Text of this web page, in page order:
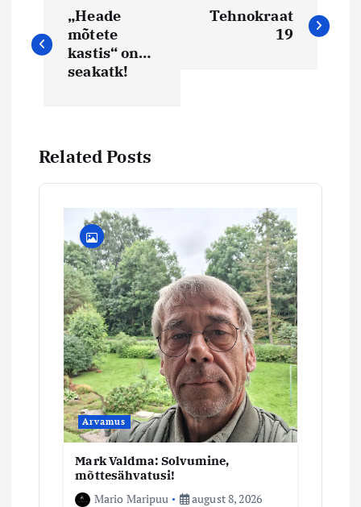
a
g
e
„Heade
mõtete
kastis“ on…
seakatk!
Tehnokraat
19
Related Posts
Arvamus
Mark Valdma: Solvumine,
mõttesähvatusi!
Mario Maripuu
august 8, 2026